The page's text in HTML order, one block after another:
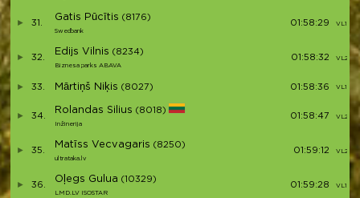
31.
Gatis Pūcītis (8176)
Swedbank
01:58:29 VL1 (24)
32.
Edijs Vilnis (8234)
Biznesa parks ABAVA
01:58:32 VL2 (7)
33. Mārtiņš Niķis (8027) 01:58:36 VL1 (25)
34.
Rolandas Silius (8018)
Inžinerija
01:58:47 VL2 (8)
35.
Matīss Vecvagaris (8250)
ultrataka.lv
01:59:12 VL2 (9)
36.
Oļegs Gulua (10329)
LMD.LV ISOSTAR
01:59:28 VL1 (26)